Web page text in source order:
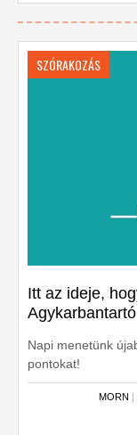
SZÓRAKOZÁS
Itt az ideje,
Agykarbantartó
Napi menetünk
pontokat!
MORN |